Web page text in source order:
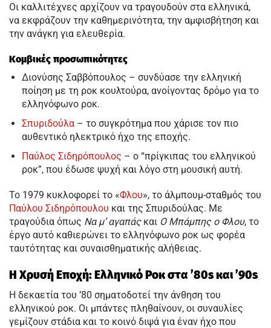
Οι καλλιτέχνες αρχίζουν να τραγουδούν στα ελληνικά,
να εκφράζουν την καθημερινότητα, την αμφισβήτηση και
την ανάγκη για ελευθερία.
Κομβικές προσωπικότητες
Διονύσης Σαββόπουλος – συνδύασε την ελληνική
ποίηση με τη ροκ κουλτούρα, ανοίγοντας δρόμο για το
ελληνόφωνο ροκ.
Σπυριδούλα– το συγκρότημα που χάρισε τον πιο
αυθεντικό ηλεκτρικό ήχο της εποχής.
Παύλος Σιδηρόπουλος – ο “πρίγκιπας του ελληνικού
ροκ”, που έδωσε ψυχή και λόγο στη μουσική αυτή.
Το 1979 κυκλοφορεί το «Φλου», το άλμπουμ-σταθμός του
Παύλου Σιδηρόπουλου και της Σπυριδούλας. Με
τραγούδια όπως Να μ’ αγαπάςκαι Ο Μπάμπης ο Φλου, το
έργο αυτό καθιερώνει το ελληνόφωνο ροκ ως φορέα
ταυτότητας και συναισθηματικής αλήθειας.
Η Χρυσή Εποχή: Ελληνικό Ροκ στα ’80s και ’90s
Η δεκαετία του ’80 σηματοδοτεί την άνθηση του
ελληνικού ροκ. Οι μπάντες πληθαίνουν, οι συναυλίες
γεμίζουν στάδια και το κοινό διψά για έναν ήχο που